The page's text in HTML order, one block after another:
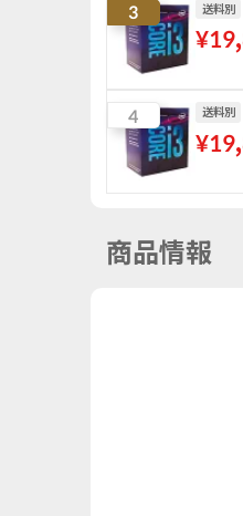
3 送料別
¥
4 送料別
¥
商品情報